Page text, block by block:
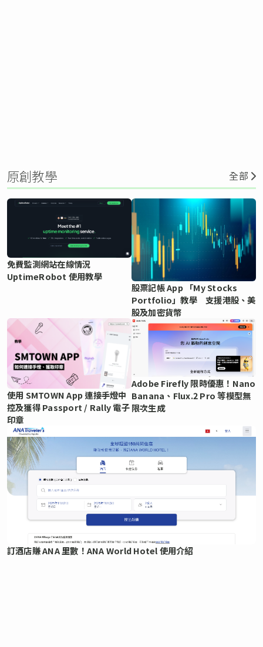
原創教學 全部
免費監測網站在線情況
UptimeRobot 使用教學
股票記帳 App 「My Stocks
Portfolio」教學 支援港股、美
股及加密貨幣
使用 SMTOWN App 連接手燈中
控及獲得 Passport / Rally 電子
印章
Adobe Firefly 限時優惠！Nano
Banana、Flux.2 Pro 等模型無
限次生成
訂酒店賺 ANA 里數！ANA World Hotel 使用介紹